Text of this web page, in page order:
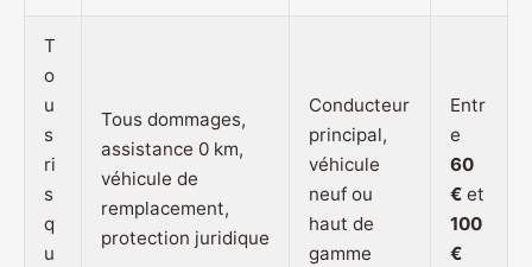
T
o
u
s
ri
s
q
u
Tous dommages,
assistance 0 km,
véhicule de
remplacement,
protection juridique
Conducteur
principal,
véhicule
neuf ou
haut de
gamme
Entr
e
60
€ et
100
€